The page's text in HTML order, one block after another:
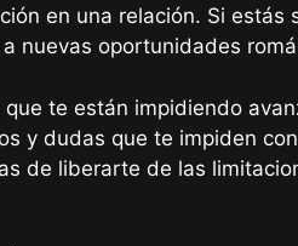
en una relación. Si estás
nuevas oportunidades
te están impidiendo
y dudas que te impiden
de liberarte de las